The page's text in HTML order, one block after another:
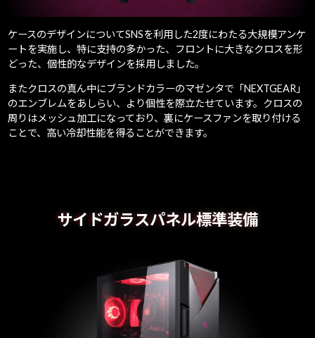
ケースのデザインについてSNSを利用した2度にわたる大規模アンケ
ートを実施し、特に支持の多かった、フロントに大きなクロスを形
どった、個性的なデザインを採用しました。
またクロスの真ん中にブランドカラーのマゼンタで「NEXTGEAR」
のエンブレムをあしらい、より個性を際立たせています。クロスの
周りはメッシュ加工になっており、裏にケースファンを取り付ける
ことで、高い冷却性能を得ることができます。
サイドガラスパネル標準装備